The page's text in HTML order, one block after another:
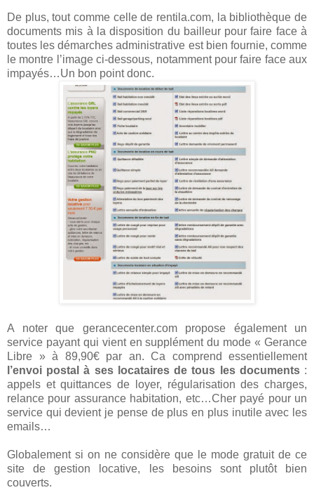
De plus, tout comme celle de rentila.com, la bibliothèque de
documents mis à la disposition du bailleur pour faire face à
toutes les démarches administrative est bien fournie, comme
le montre l’image ci-dessous, notamment pour faire face aux
impayés…Un bon point donc.
A noter que gerancecenter.com propose également un
service payant qui vient en supplément du mode « Gerance
Libre » à 89,90€ par an. Ca comprend essentiellement
l’envoi postal à ses locataires de tous les documents:
appels et quittances de loyer, régularisation des charges,
relance pour assurance habitation, etc…Cher payé pour un
service qui devient je pense de plus en plus inutile avec les
emails…
Globalement si on ne considère que le mode gratuit de ce
site de gestion locative, les besoins sont plutôt bien
couverts.